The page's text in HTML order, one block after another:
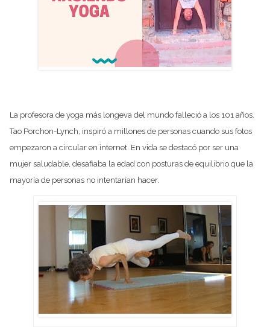
La profesora de yoga más longeva del mundo falleció a los 101 años.
Tao Porchon-Lynch, inspiró a millones de personas cuando sus fotos
empezaron a circular en internet. En vida se destacó por ser una
mujer saludable, desafiaba la edad con posturas de equilibrio que la
mayoría de personas no intentarían hacer.